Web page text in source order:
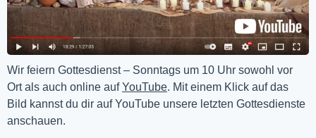
Wir feiern Gottesdienst – Sonntags um 10 Uhr sowohl vor
Ort als auch online auf YouTube. Mit einem Klick auf das
Bild kannst du dir auf YouTube unsere letzten Gottesdienste
anschauen.